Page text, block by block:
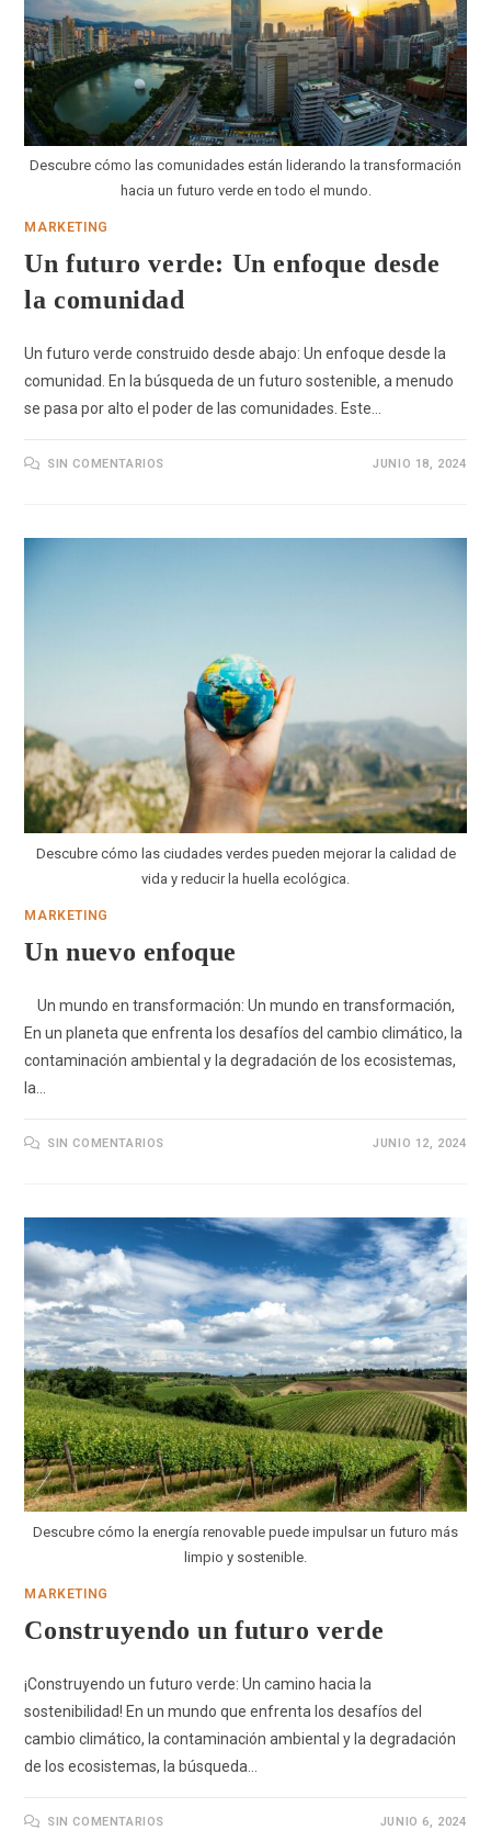
Descubre cómo las comunidades están liderando la transformación
hacia un futuro verde en todo el mundo.
MARKETING
Un futuro verde: Un enfoque desde
la comunidad
Un futuro verde construido desde abajo: Un enfoque desde la
comunidad. En la búsqueda de un futuro sostenible, a menudo
se pasa por alto el poder de las comunidades. Este…
SIN COMENTARIOS JUNIO 18, 2024
Descubre cómo las ciudades verdes pueden mejorar la calidad de
vida y reducir la huella ecológica.
MARKETING
Un nuevo enfoque
Un mundo en transformación: Un mundo en transformación,
En un planeta que enfrenta los desafíos del cambio climático, la
contaminación ambiental y la degradación de los ecosistemas,
la…
SIN COMENTARIOS JUNIO 12, 2024
Descubre cómo la energía renovable puede impulsar un futuro más
limpio y sostenible.
MARKETING
Construyendo un futuro verde
¡Construyendo un futuro verde: Un camino hacia la
sostenibilidad! En un mundo que enfrenta los desafíos del
cambio climático, la contaminación ambiental y la degradación
de los ecosistemas, la búsqueda…
SIN COMENTARIOS JUNIO 6, 2024